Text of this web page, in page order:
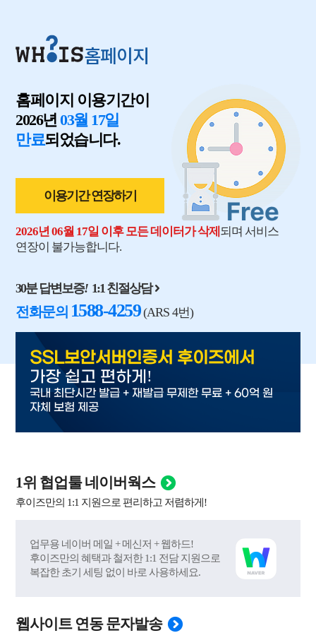
홈페이지
홈페이지 이용기간이
2026년03월 17일
만료되었습니다.
이용기간 연장하기
2026년 06월 17일 이후 모든 데이터가 삭제 되며 서비스
연장이 불가능합니다.
30분 답변보증!1:1 친절상담
전화문의 1588-4259(ARS 4번)
SSL보안서버인증서 후이즈에서
가장 쉽고 편하게 !
국내 최단시간 발급 + 재발급 무제한 무료 + 60억 원
자체 보험 제공
1위 협업툴 네이버웍스
후이즈만의 1:1 지원으로 편리하고 저렴하게!
업무용 네이버 메일 + 메신저 + 웹하드!
후이즈만의 혜택과 철저한 1:1 전담 지원으로
복잡한 초기 세팅 없이 바로 사용하세요.
웹사이트 연동 문자발송